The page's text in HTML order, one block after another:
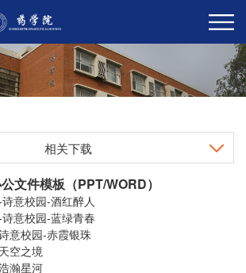
相关下载
文件模板（PPT/WORD）
意校园-酒红醉人
意校园-蓝绿青春
意校园-赤霞银珠
空之境
瀚星河